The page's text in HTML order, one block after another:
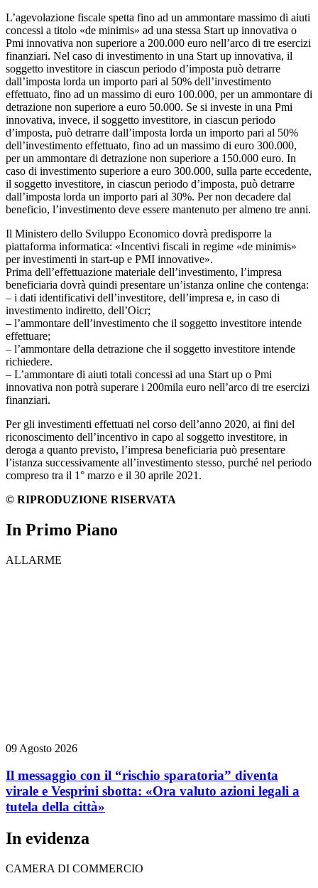
L’agevolazione fiscale spetta fino ad un ammontare massimo di aiuti
concessi a titolo «de minimis» ad una stessa Start up innovativa o
Pmi innovativa non superiore a 200.000 euro nell’arco di tre esercizi
finanziari. Nel caso di investimento in una Start up innovativa, il
soggetto investitore in ciascun periodo d’imposta può detrarre
dall’imposta lorda un importo pari al 50% dell’investimento
effettuato, fino ad un massimo di euro 100.000, per un ammontare di
detrazione non superiore a euro 50.000. Se si investe in una Pmi
innovativa, invece, il soggetto investitore, in ciascun periodo
d’imposta, può detrarre dall’imposta lorda un importo pari al 50%
dell’investimento effettuato, fino ad un massimo di euro 300.000,
per un ammontare di detrazione non superiore a 150.000 euro. In
caso di investimento superiore a euro 300.000, sulla parte eccedente,
il soggetto investitore, in ciascun periodo d’imposta, può detrarre
dall’imposta lorda un importo pari al 30%. Per non decadere dal
beneficio, l’investimento deve essere mantenuto per almeno tre anni.
Il Ministero dello Sviluppo Economico dovrà predisporre la
piattaforma informatica: «Incentivi fiscali in regime «de minimis»
per investimenti in start-up e PMI innovative».
Prima dell’effettuazione materiale dell’investimento, l’impresa
beneficiaria dovrà quindi presentare un’istanza online che contenga:
– i dati identificativi dell’investitore, dell’impresa e, in caso di
investimento indiretto, dell’Oicr;
– l’ammontare dell’investimento che il soggetto investitore intende
effettuare;
– l’ammontare della detrazione che il soggetto investitore intende
richiedere.
– L’ammontare di aiuti totali concessi ad una Start up o Pmi
innovativa non potrà superare i 200mila euro nell’arco di tre esercizi
finanziari.
Per gli investimenti effettuati nel corso dell’anno 2020, ai fini del
riconoscimento dell’incentivo in capo al soggetto investitore, in
deroga a quanto previsto, l’impresa beneficiaria può presentare
l’istanza successivamente all’investimento stesso, purché nel periodo
compreso tra il 1° marzo e il 30 aprile 2021.
© RIPRODUZIONE RISERVATA
In Primo Piano
ALLARME
09 Agosto 2026
Il messaggio con il “rischio sparatoria” diventa
virale e Vesprini sbotta: «Ora valuto azioni legali a
tutela della città»
In evidenza
CAMERA DI COMMERCIO